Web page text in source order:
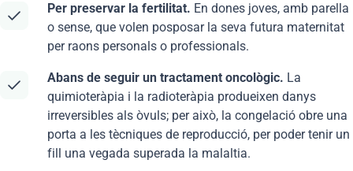
Per preservar la fertilitat. En dones joves, amb parella
o sense, que volen posposar la seva futura maternitat
per raons personals o professionals.
Abans de seguir un tractament oncològic. La
quimioteràpia i la radioteràpia produeixen danys
irreversibles als òvuls; per això, la congelació obre una
porta a les tècniques de reproducció, per poder tenir un
fill una vegada superada la malaltia.